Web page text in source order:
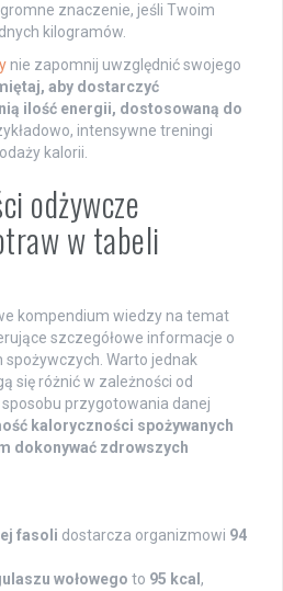
znaczenie, jeśli Twoim
kilogramów.
nie zapomnij uwzględnić swojego
aby dostarczyć
ilość energii, dostosowaną do
intensywne treningi
kalorii.
odżywcze
w tabeli
kompendium wiedzy na temat
szczegółowe informacje o
Warto jednak
się różnić w zależności od
przygotowania danej
kaloryczności spożywanych
dokonywać zdrowszych
fasoli dostarcza organizmowi 94
wołowego to 95 kcal ,